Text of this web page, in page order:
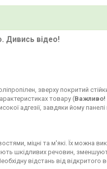
Дивись відео!
зверху покритий
товару (Важливо!
адгезії, завдяки йому
міцні та м'які. Їх можна
шкідливих речовин,
відстань від відкритого